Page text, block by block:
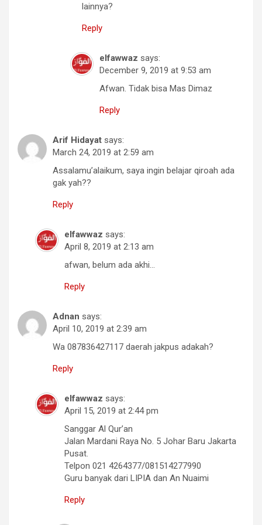
lainnya?
Reply
elfawwaz says:
December 9, 2019 at 9:53 am
Afwan. Tidak bisa Mas Dimaz
Reply
Arif Hidayat says:
March 24, 2019 at 2:59 am
Assalamu’alaikum, saya ingin belajar qiroah ada
gak yah??
Reply
elfawwaz says:
April 8, 2019 at 2:13 am
afwan, belum ada akhi…
Reply
Adnan says:
April 10, 2019 at 2:39 am
Wa 087836427117 daerah jakpus adakah?
Reply
elfawwaz says:
April 15, 2019 at 2:44 pm
Sanggar Al Qur’an
Jalan Mardani Raya No. 5 Johar Baru Jakarta
Pusat.
Telpon 021 4264377/081514277990
Guru banyak dari LIPIA dan An Nuaimi
Reply